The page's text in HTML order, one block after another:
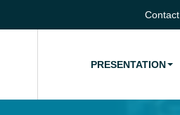
Contact
PRESENTATION